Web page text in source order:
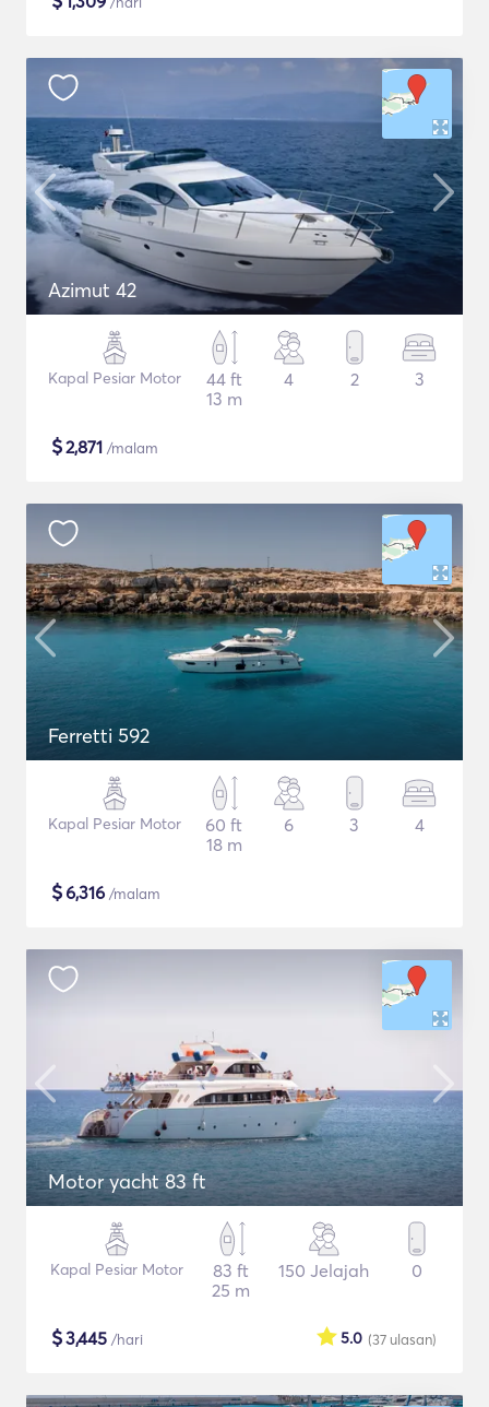
Azimut 42
Kapal Pesiar Motor
44 ft
13 m
4 2 3
$2,871 /malam
Ferretti 592
Kapal Pesiar Motor
60 ft
18 m
6 3 4
$6,316 /malam
Motor yacht 83 ft
Kapal Pesiar Motor
83 ft
25 m
150 Jelajah 0
$3,445 /hari (37 ulasan)
5.0